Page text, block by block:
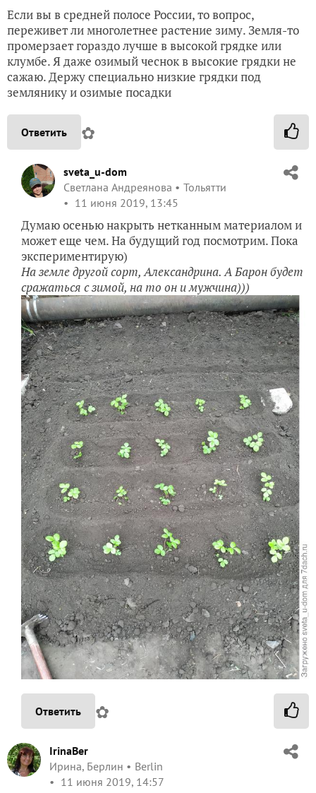
Если вы в средней полосе России, то вопрос,
переживет ли многолетнее растение зиму. Земля-то
промерзает гораздо лучше в высокой грядке или
клумбе. Я даже озимый чеснок в высокие грядки не
сажаю. Держу специально низкие грядки под
землянику и озимые посадки
Ответить ✿
sveta_u-dom
Светлана Андреянова
Тольятти
11 июня 2019, 13:45
Думаю осенью накрыть нетканным материалом и
может еще чем. На будущий год посмотрим. Пока
экспериментирую)
На земле другой сорт, Александрина. А Барон будет
сражаться с зимой, на то он и мужчина)))
Ответить ✿
IrinaBer
Ирина, Берлин
Berlin
11 июня 2019, 14:57